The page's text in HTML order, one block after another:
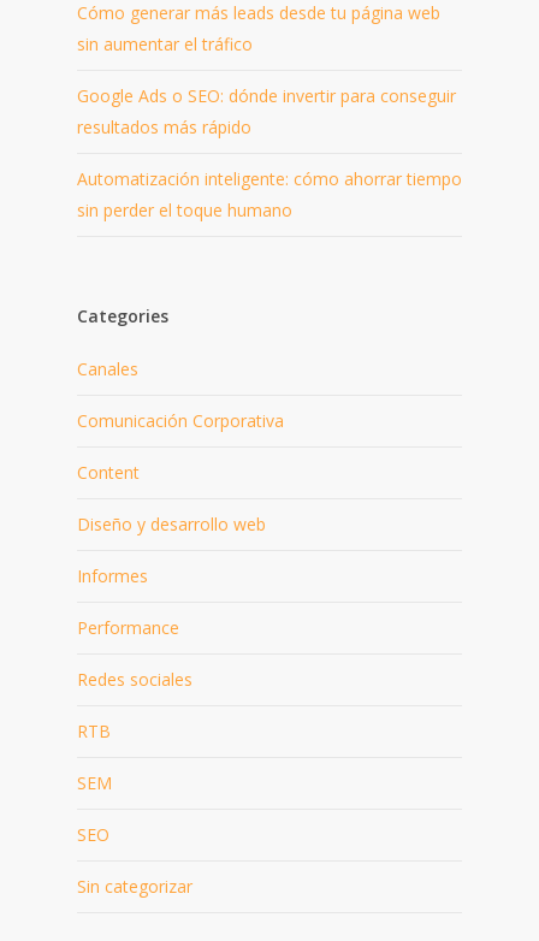
Cómo generar más leads desde tu página web
sin aumentar el tráfico
Google Ads o SEO: dónde invertir para conseguir
resultados más rápido
Automatización inteligente: cómo ahorrar tiempo
sin perder el toque humano
Categories
Canales
Comunicación Corporativa
Content
Diseño y desarrollo web
Informes
Performance
Redes sociales
RTB
SEM
SEO
Sin categorizar